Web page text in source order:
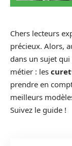
Chers lecteurs
précieux. Alors,
dans un sujet
métier : les
prendre en
meilleurs
Suivez le guide !